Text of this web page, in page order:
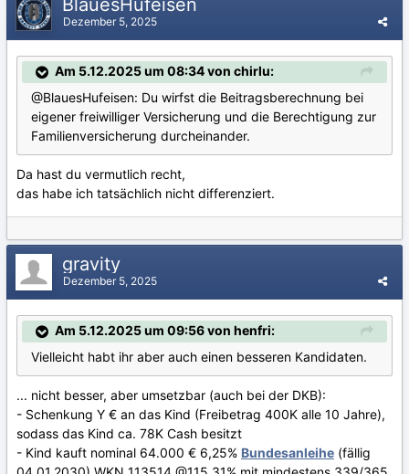
BlauesHufeisen
Dezember 5, 2025
Am 5.12.2025 um 08:34 von chirlu:
@BlauesHufeisen: Du wirfst die Beitragsberechnung bei
eigener freiwilliger Versicherung und die Berechtigung zur
Familienversicherung durcheinander.
Da hast du vermutlich recht,
das habe ich tatsächlich nicht differenziert.
gravity
Dezember 5, 2025
Am 5.12.2025 um 09:56 von henfri:
Vielleicht habt ihr aber auch einen besseren Kandidaten.
... nicht besser, aber umsetzbar (auch bei der DKB):
- Schenkung Y € an das Kind (Freibetrag 400K alle 10 Jahre),
sodass das Kind ca. 78K Cash besitzt
- Kind kauft nominal 64.000 € 6,25% Bundesanleihe (fällig